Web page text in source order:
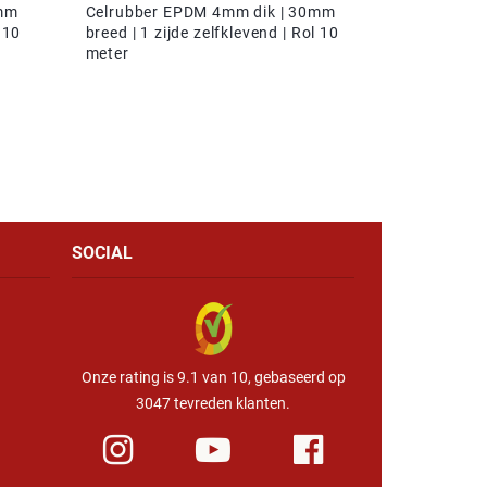
Celrubber EPDM 4mm dik | 30mm
breed | 1 zijde zelfklevend | Rol 10
meter
SOCIAL
Onze rating is 9.1 van 10, gebaseerd op
3047 tevreden klanten.